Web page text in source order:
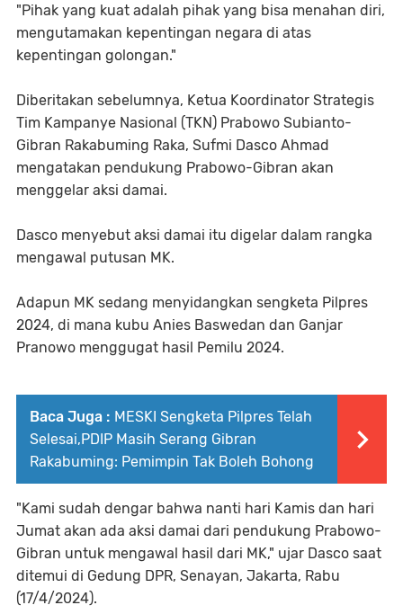
"Pihak yang kuat adalah pihak yang bisa menahan diri,
mengutamakan kepentingan negara di atas
kepentingan golongan."
Diberitakan sebelumnya, Ketua Koordinator Strategis
Tim Kampanye Nasional (TKN) Prabowo Subianto-
Gibran Rakabuming Raka, Sufmi Dasco Ahmad
mengatakan pendukung Prabowo-Gibran akan
menggelar aksi damai.
Dasco menyebut aksi damai itu digelar dalam rangka
mengawal putusan MK.
Adapun MK sedang menyidangkan sengketa Pilpres
2024, di mana kubu Anies Baswedan dan Ganjar
Pranowo menggugat hasil Pemilu 2024.
Baca Juga : MESKI Sengketa Pilpres Telah
Selesai,PDIP Masih Serang Gibran
Rakabuming: Pemimpin Tak Boleh Bohong
"Kami sudah dengar bahwa nanti hari Kamis dan hari
Jumat akan ada aksi damai dari pendukung Prabowo-
Gibran untuk mengawal hasil dari MK," ujar Dasco saat
ditemui di Gedung DPR, Senayan, Jakarta, Rabu
(17/4/2024).